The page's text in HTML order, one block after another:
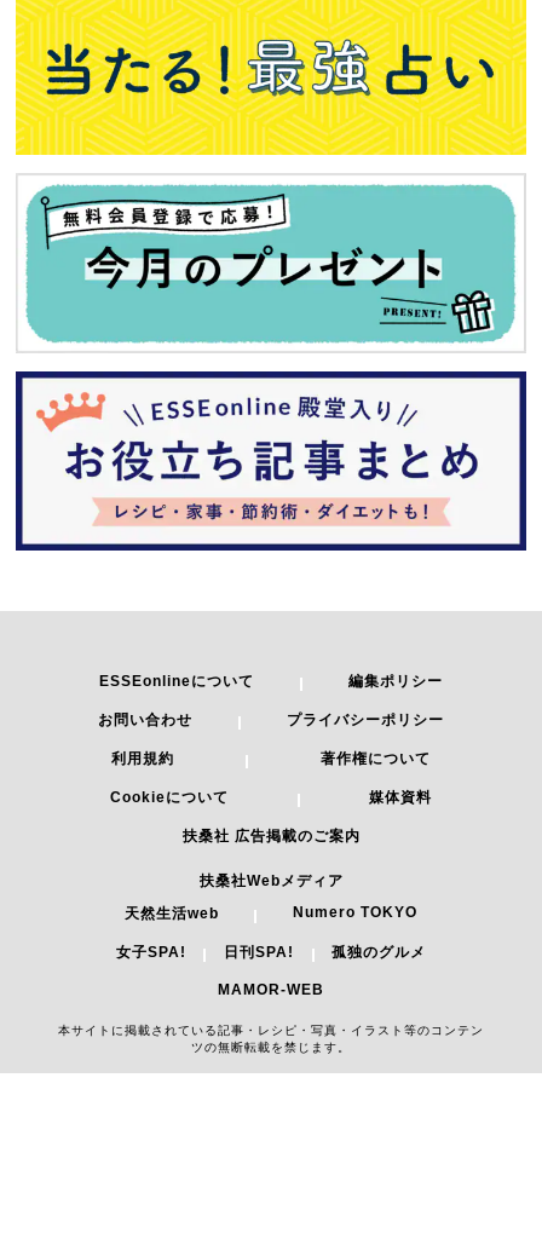
ESSEonlineについて 編集ポリシー
お問い合わせ プライバシーポリシー
利用規約 著作権について
Cookieについて 媒体資料
扶桑社 広告掲載のご案内
扶桑社Webメディア
天然生活web
Numero TOKYO
女子SPA! 日刊SPA! 孤独のグルメ
MAMOR-WEB
本サイトに掲載されている記事・レシピ・写真・イラスト等のコンテン
ツの無断転載を禁じます。